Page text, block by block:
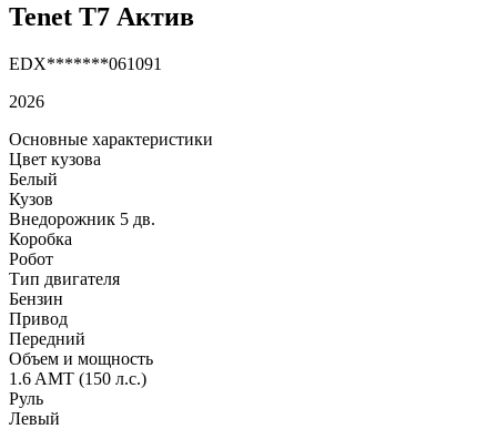
Tenet T7 Актив
EDX*******061091
2026
Основные характеристики
Цвет кузова
Белый
Кузов
Внедорожник 5 дв.
Коробка
Робот
Тип двигателя
Бензин
Привод
Передний
Объем и мощность
1.6 AMT (150 л.с.)
Руль
Левый